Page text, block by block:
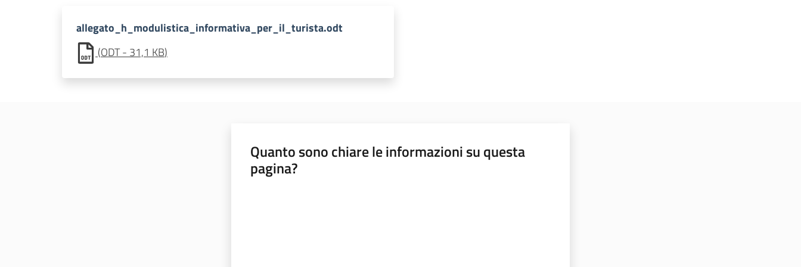
allegato_h_modulistica_informativa_per_il_turista.odt
(ODT- 31,1 KB)
Quanto sono chiare le informazioni su questa
pagina?